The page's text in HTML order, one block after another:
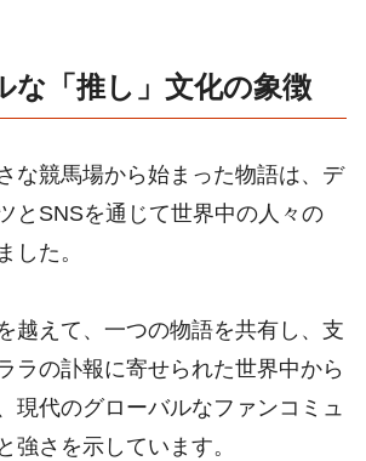
な「推し」文化の象徴
な競馬場から始まった物語は、デ
とSNSを通じて世界中の人々の
した。
越えて、一つの物語を共有し、支
ラの訃報に寄せられた世界中から
現代のグローバルなファンコミュ
強さを示しています。